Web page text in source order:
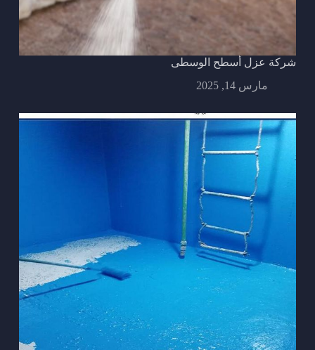
شركة عزل أسطح الوسطى
مارس 14, 2025